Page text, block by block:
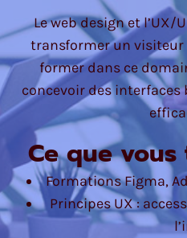
Le web design et l’UX/
transformer un
former dans ce
concevoir des
Ce que
Formations Figma,
Principes UX :